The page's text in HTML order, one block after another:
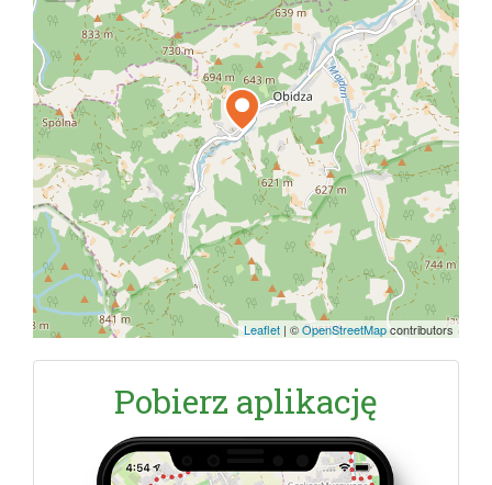
Leaflet | ©OpenStreetMapcontributors
Pobierz aplikację